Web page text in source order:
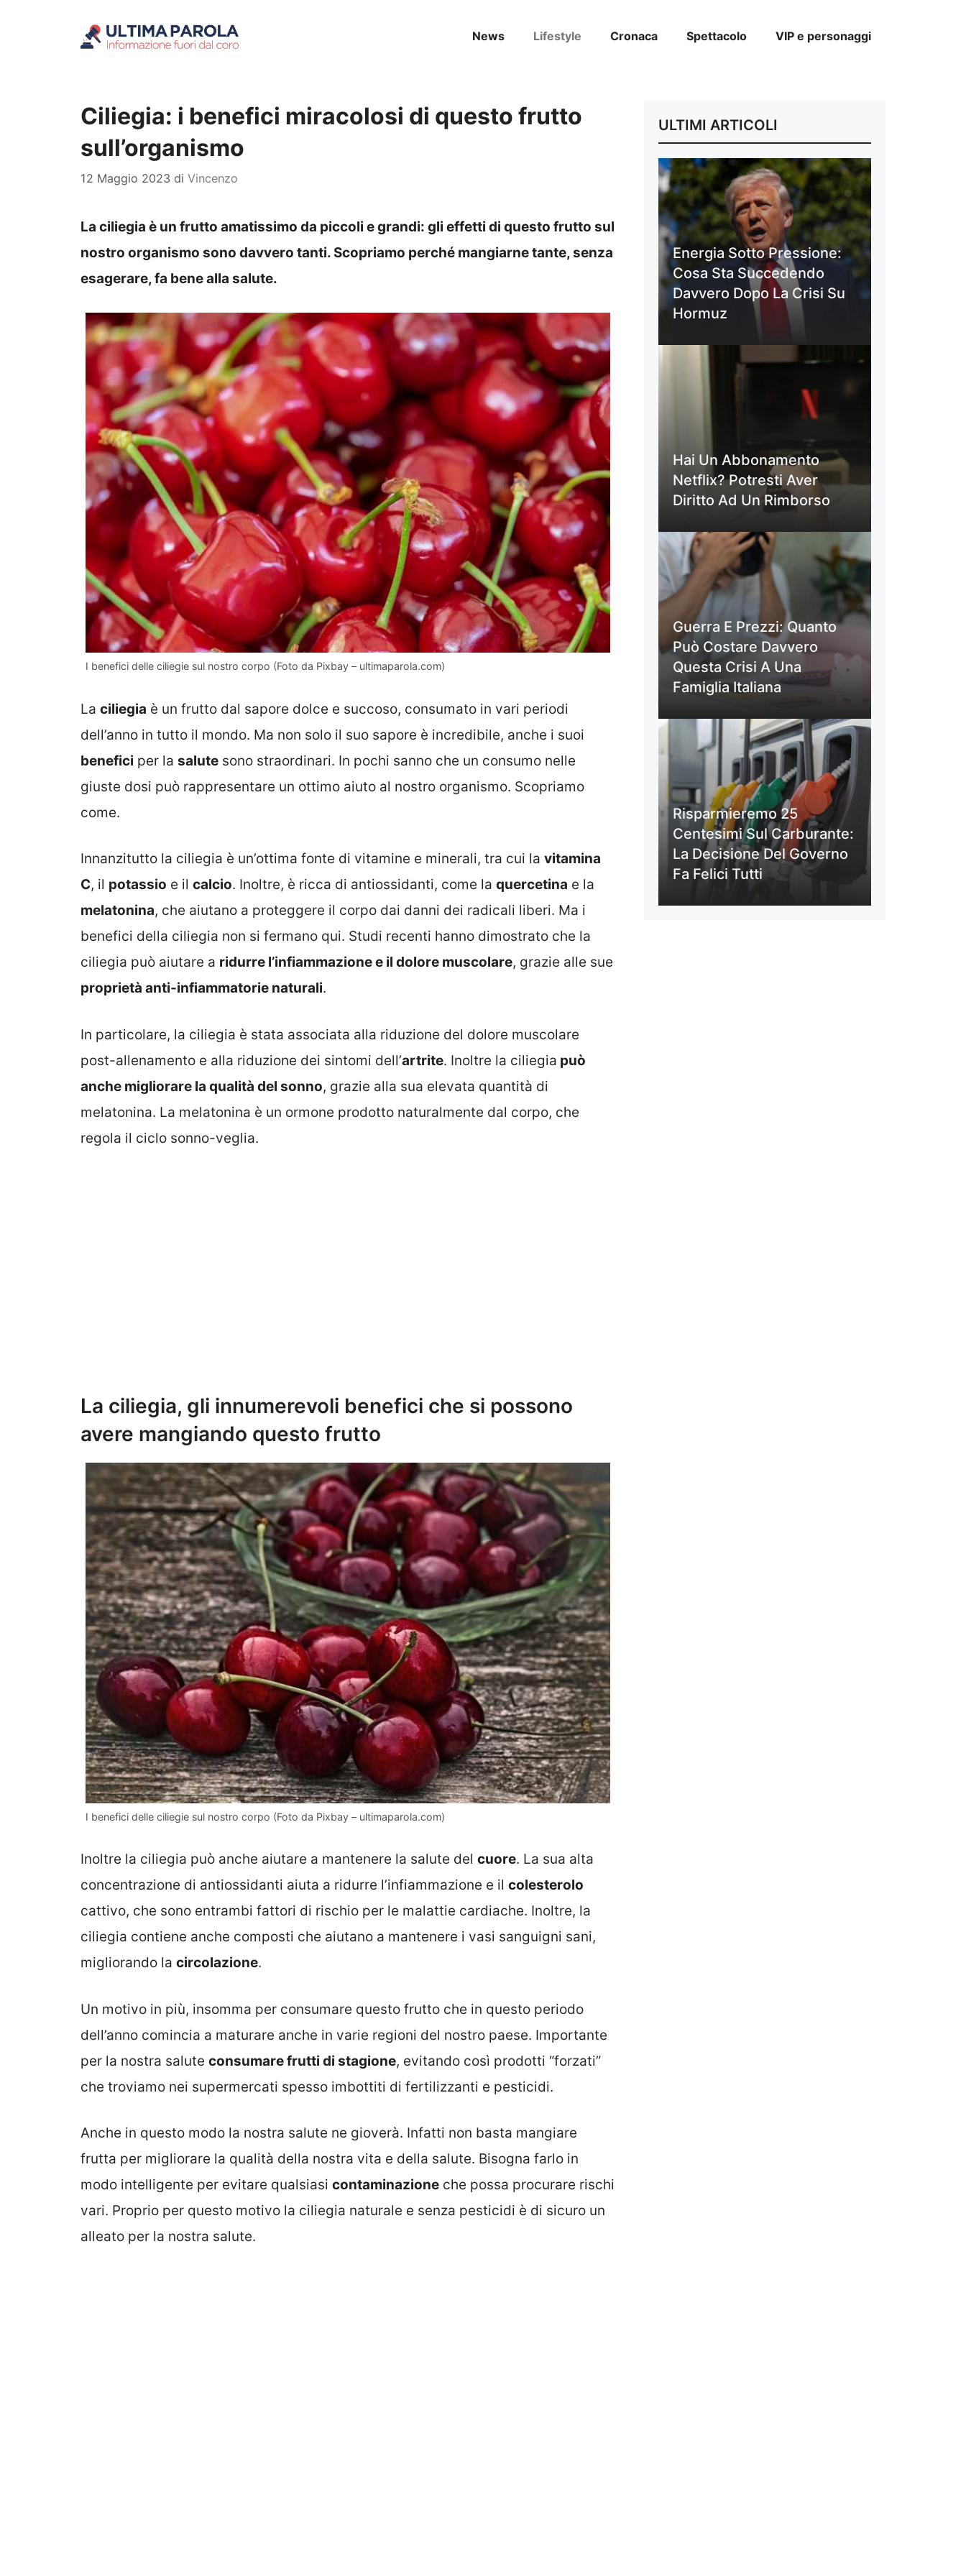
News Lifestyle Cronaca Spettacolo VIP e personaggi
Ciliegia: i benefici miracolosi di questo frutto
sull’organismo
12 Maggio 2023 di Vincenzo
La ciliegia è un frutto amatissimo da piccoli e grandi: gli effetti di questo frutto sul
nostro organismo sono davvero tanti. Scopriamo perché mangiarne tante, senza
esagerare, fa bene alla salute.
I benefici delle ciliegie sul nostro corpo (Foto da Pixbay – ultimaparola.com)
La ciliegia è un frutto dal sapore dolce e succoso, consumato in vari periodi
dell’anno in tutto il mondo. Ma non solo il suo sapore è incredibile, anche i suoi
benefici per la salute sono straordinari. In pochi sanno che un consumo nelle
giuste dosi può rappresentare un ottimo aiuto al nostro organismo. Scopriamo
come.
Innanzitutto la ciliegia è un’ottima fonte di vitamine e minerali, tra cui la vitamina
C, il potassio e il calcio. Inoltre, è ricca di antiossidanti, come la quercetina e la
melatonina, che aiutano a proteggere il corpo dai danni dei radicali liberi. Ma i
benefici della ciliegia non si fermano qui. Studi recenti hanno dimostrato che la
ciliegia può aiutare a ridurre l’infiammazione e il dolore muscolare, grazie alle sue
proprietà anti-infiammatorie naturali.
In particolare, la ciliegia è stata associata alla riduzione del dolore muscolare
post-allenamento e alla riduzione dei sintomi dell’artrite. Inoltre la ciliegia può
anche migliorare la qualità del sonno, grazie alla sua elevata quantità di
melatonina. La melatonina è un ormone prodotto naturalmente dal corpo, che
regola il ciclo sonno-veglia.
La ciliegia, gli innumerevoli benefici che si possono
avere mangiando questo frutto
I benefici delle ciliegie sul nostro corpo (Foto da Pixbay – ultimaparola.com)
Inoltre la ciliegia può anche aiutare a mantenere la salute del cuore. La sua alta
concentrazione di antiossidanti aiuta a ridurre l’infiammazione e il colesterolo
cattivo, che sono entrambi fattori di rischio per le malattie cardiache. Inoltre, la
ciliegia contiene anche composti che aiutano a mantenere i vasi sanguigni sani,
migliorando la circolazione.
Un motivo in più, insomma per consumare questo frutto che in questo periodo
dell’anno comincia a maturare anche in varie regioni del nostro paese. Importante
per la nostra salute consumare frutti di stagione, evitando così prodotti “forzati”
che troviamo nei supermercati spesso imbottiti di fertilizzanti e pesticidi.
Anche in questo modo la nostra salute ne gioverà. Infatti non basta mangiare
frutta per migliorare la qualità della nostra vita e della salute. Bisogna farlo in
modo intelligente per evitare qualsiasi contaminazione che possa procurare rischi
vari. Proprio per questo motivo la ciliegia naturale e senza pesticidi è di sicuro un
alleato per la nostra salute.
ULTIMI ARTICOLI
Energia Sotto Pressione:
Cosa Sta Succedendo
Davvero Dopo La Crisi Su
Hormuz
Hai Un Abbonamento
Netflix? Potresti Aver
Diritto Ad Un Rimborso
Guerra E Prezzi: Quanto
Può Costare Davvero
Questa Crisi A Una
Famiglia Italiana
Risparmieremo 25
Centesimi Sul Carburante:
La Decisione Del Governo
Fa Felici Tutti